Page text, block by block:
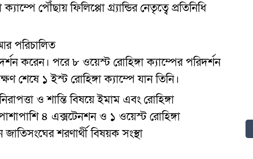
পৌঁছায় ফিলিপ্পো গ্র্যান্ডির নেতৃত্বে প্রতিনিধি
পরিচালিত
করেন। পরে ৮ ওয়েস্ট রোহিঙ্গা ক্যাম্পের পরিদর্শন
শেষে ১ ইস্ট রোহিঙ্গা ক্যাম্পে যান তিনি।
ও শান্তি বিষয়ে ইমাম এবং রোহিঙ্গা
৪ এক্সটেনশন ও ১ ওয়েস্ট রোহিঙ্গা
শরণার্থী বিষয়ক সংস্থা